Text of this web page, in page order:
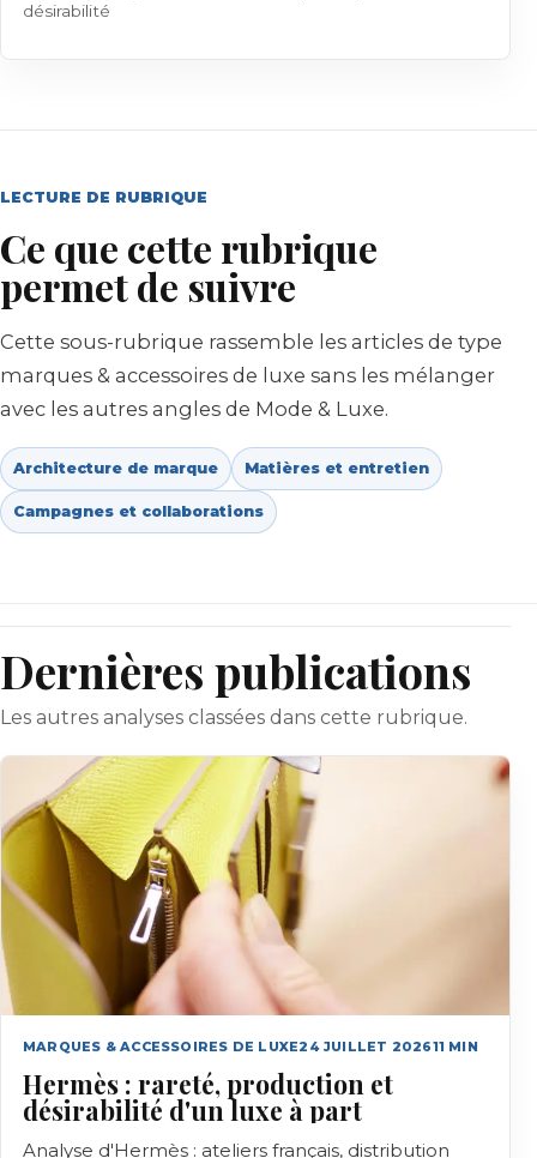
désirabilité
LECTURE DE RUBRIQUE
Ce que cette rubrique
permet de suivre
Cette sous-rubrique rassemble les articles de type
marques & accessoires de luxe sans les mélanger
avec les autres angles de Mode & Luxe.
Architecture de marque Matières et entretien
Campagnes et collaborations
Dernières publications
Les autres analyses classées dans cette rubrique.
MARQUES & ACCESSOIRES DE LUXE24 JUILLET 202611 MIN
Hermès : rareté, production et
désirabilité d'un luxe à part
Analyse d'Hermès : ateliers français, distribution